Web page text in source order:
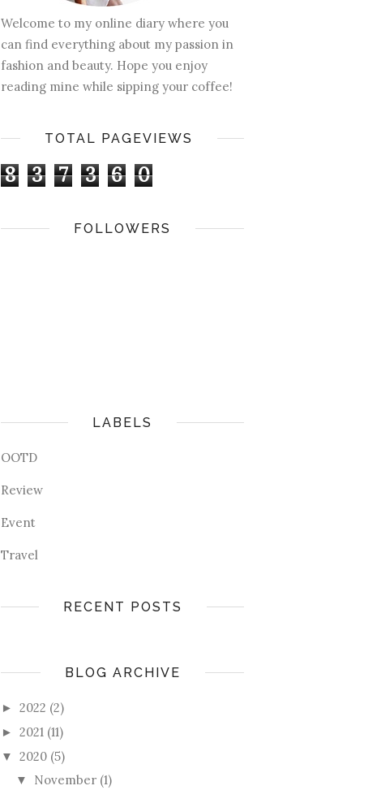
Welcome to my online diary where you
can find everything about my passion in
fashion and beauty. Hope you enjoy
reading mine while sipping your coffee!
TOTAL PAGEVIEWS
8 3 7 3 6 0
FOLLOWERS
LABELS
OOTD
Review
Event
Travel
RECENT POSTS
BLOG ARCHIVE
► 2022 (2)
► 2021 (11)
▼ 2020 (5)
▼ November (1)